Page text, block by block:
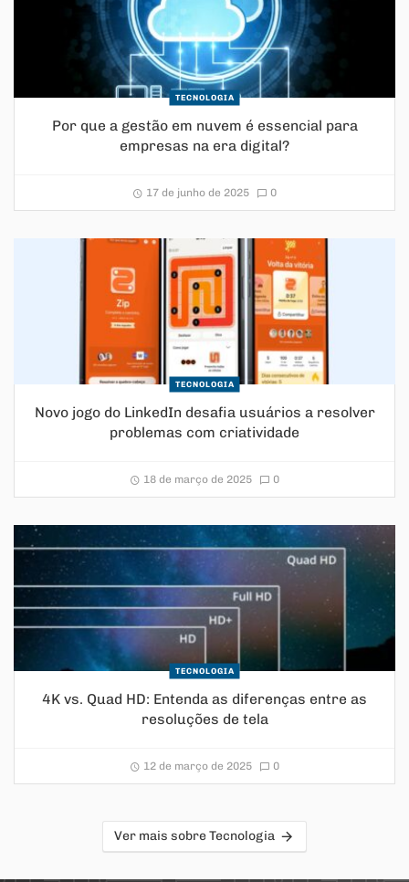
TECNOLOGIA
Por que a gestão em nuvem é essencial para
empresas na era digital?
17 de junho de 2025 0
TECNOLOGIA
Novo jogo do LinkedIn desafia usuários a resolver
problemas com criatividade
18 de março de 2025 0
TECNOLOGIA
4K vs. Quad HD: Entenda as diferenças entre as
resoluções de tela
12 de março de 2025 0
Ver mais sobre Tecnologia